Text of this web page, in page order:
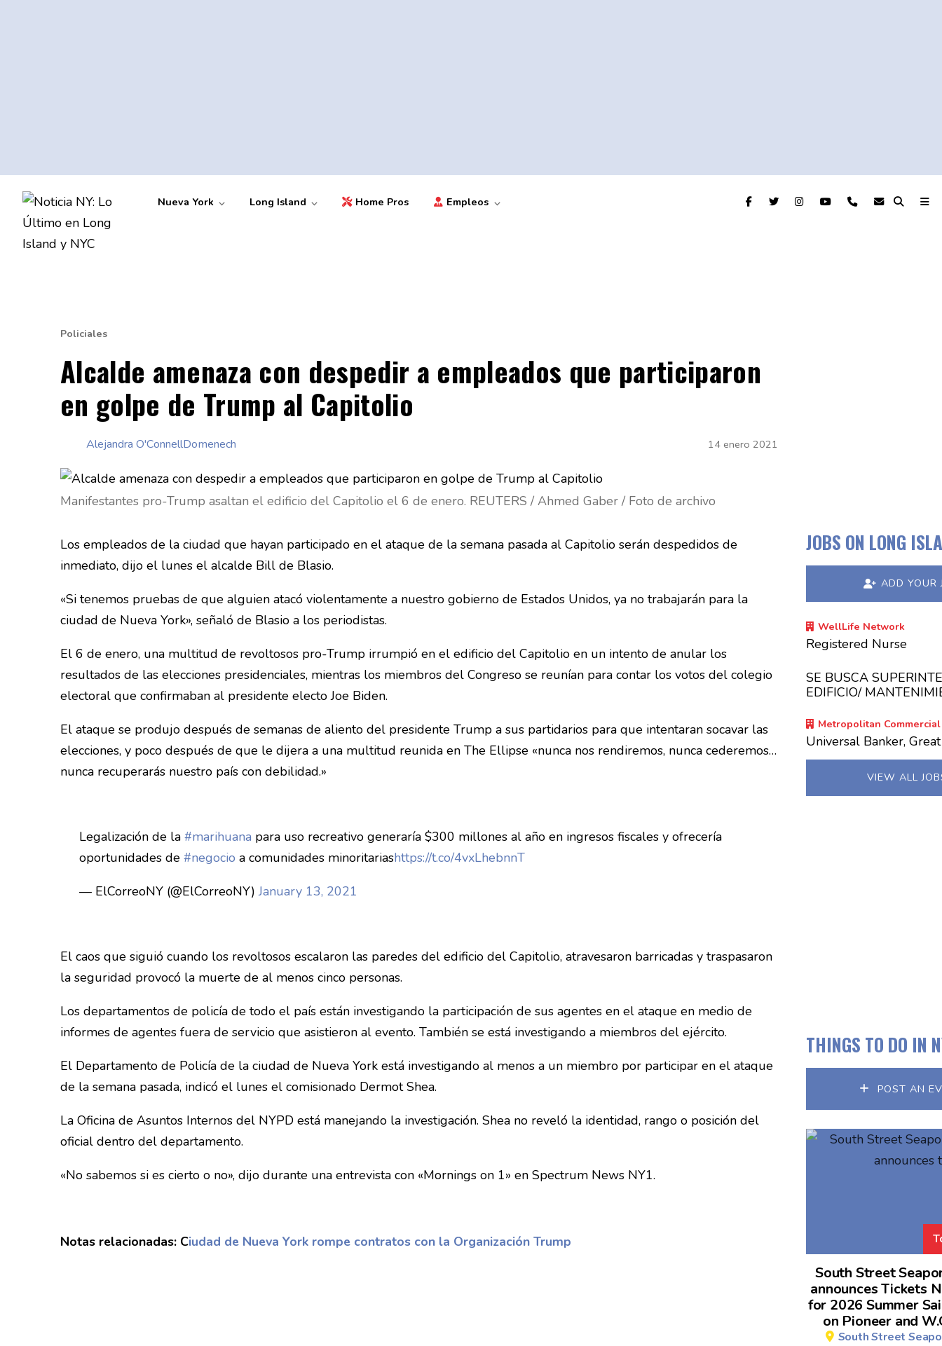
Nueva York Long Island Home Pros Empleos
Policiales
Alcalde amenaza con despedir a empleados que participaron
en golpe de Trump al Capitolio
Alejandra O'ConnellDomenech 14 enero 2021
Manifestantes pro-Trump asaltan el edificio del Capitolio el 6 de enero. REUTERS / Ahmed Gaber / Foto de archivo
Los empleados de la ciudad que hayan participado en el ataque de la semana pasada al Capitolio serán despedidos de
inmediato, dijo el lunes el alcalde Bill de Blasio.
«Si tenemos pruebas de que alguien atacó violentamente a nuestro gobierno de Estados Unidos, ya no trabajarán para la
ciudad de Nueva York», señaló de Blasio a los periodistas.
El 6 de enero, una multitud de revoltosos pro-Trump irrumpió en el edificio del Capitolio en un intento de anular los
resultados de las elecciones presidenciales, mientras los miembros del Congreso se reunían para contar los votos del colegio
electoral que confirmaban al presidente electo Joe Biden.
El ataque se produjo después de semanas de aliento del presidente Trump a sus partidarios para que intentaran socavar las
elecciones, y poco después de que le dijera a una multitud reunida en The Ellipse «nunca nos rendiremos, nunca cederemos…
nunca recuperarás nuestro país con debilidad.»
Legalización de la #marihuana para uso recreativo generaría $300 millones al año en ingresos fiscales y ofrecería
oportunidades de #negocio a comunidades minoritariashttps://t.co/4vxLhebnnT
— ElCorreoNY (@ElCorreoNY)January 13, 2021
El caos que siguió cuando los revoltosos escalaron las paredes del edificio del Capitolio, atravesaron barricadas y traspasaron
la seguridad provocó la muerte de al menos cinco personas.
Los departamentos de policía de todo el país están investigando la participación de sus agentes en el ataque en medio de
informes de agentes fuera de servicio que asistieron al evento. También se está investigando a miembros del ejército.
El Departamento de Policía de la ciudad de Nueva York está investigando al menos a un miembro por participar en el ataque
de la semana pasada, indicó el lunes el comisionado Dermot Shea.
La Oficina de Asuntos Internos del NYPD está manejando la investigación. Shea no reveló la identidad, rango o posición del
oficial dentro del departamento.
«No sabemos si es cierto o no», dijo durante una entrevista con «Mornings on 1» en Spectrum News NY1.
Notas relacionadas: Ciudad de Nueva York rompe contratos con la Organización Trump
JOBS ON LONG
ADD YOUR
WellLife Network
Registered Nurse
SE BUSCA
EDIFICIO/
Metropolitan
Universal Banker,
VIEW ALL
THINGS TO DO IN
POST AN
South Street
announces Tickets
for 2026 Summer
on Pioneer and
South Street